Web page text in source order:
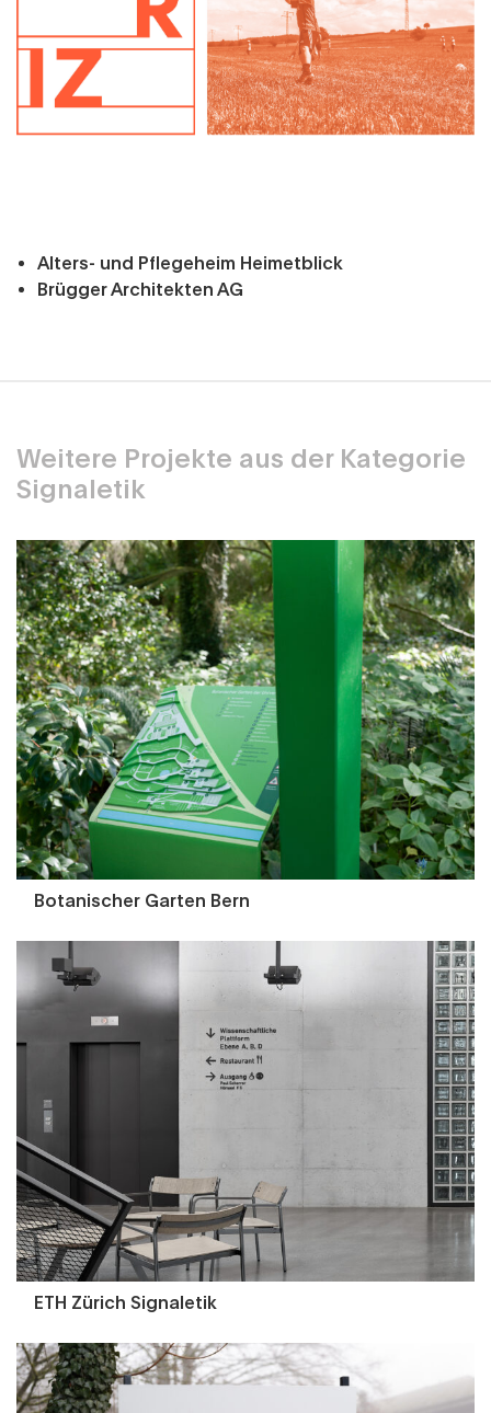
Alters- und Pflegeheim Heimetblick
Brügger Architekten AG
Weitere Projekte aus der Kategorie
Signaletik
Botanischer Garten Bern
ETH Zürich Signaletik